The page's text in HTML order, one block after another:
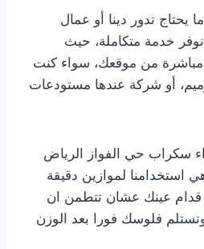
يحتاج تدور دينا أو عمال
خدمة متكاملة، حيث
مباشرة من موقعك، سواء كنت
أو شركة عندها مستودعات
سكراب حي الفواز الرياض
استخدامنا لموازين دقيقة
قدام عينك عشان تتطمن ان
فلوسك فورا بعد الوزن